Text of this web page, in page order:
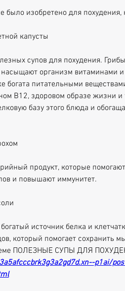
было изобретено для
капусты
супов для похудения.
организм витаминами
богата питательными
В12, здоровом образе жизни и
базу этого блюда и
продукт, которые
и повышают иммунитет.
источник белка и
который помогает сохранить
ПОЛЕЗНЫЕ СУПЫ ДЛЯ
p1ai/